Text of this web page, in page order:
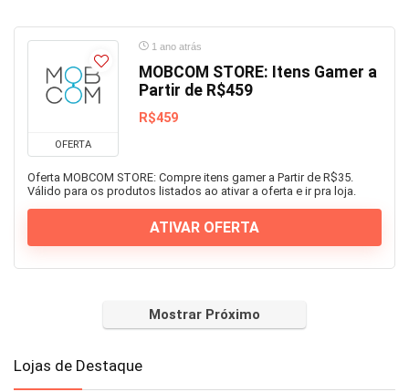
OFERTA
1 ano atrás
MOBCOM STORE: Itens Gamer a
Partir de R$459
R$459
Oferta MOBCOM STORE: Compre itens gamer a Partir de R$35.
Válido para os produtos listados ao ativar a oferta e ir pra loja.
ATIVAR OFERTA
Mostrar Próximo
Lojas de Destaque